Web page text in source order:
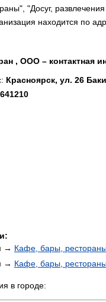
"Досуг,
находится по
, ООО – контактная
Красноярск, ул. 26
→ Кафе, бары,
→ Кафе, бары,
в городе: